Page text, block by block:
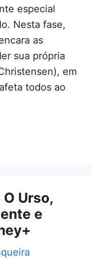
especial
Nesta fase,
as
sua própria
em
todos ao
Urso,
e